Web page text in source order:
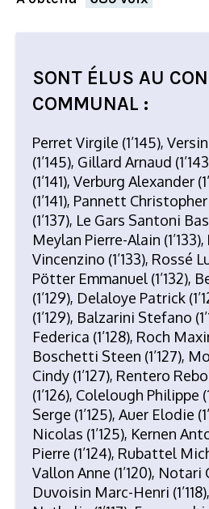
SONT ÉLUS AU
COMMUNAL :
Perret Virgile (1’145),
(1’145), Gillard Arnaud
(1’141), Verburg Alexander
(1’141), Pannett
(1’137), Le Gars Santoni
Meylan Pierre-Alain
Vincenzino (1’133), Rossé
Pötter Emmanuel (1’132),
(1’129), Delaloye Patrick
(1’129), Balzarini Stefano
Federica (1’128), Roch
Boschetti Steen (1’127),
Cindy (1’127), Rentero
(1’126), Colelough Philippe
Serge (1’125), Auer Elodie
Nicolas (1’125), Kernen
Pierre (1’124), Rubattel
Vallon Anne (1’120), Notari
Duvoisin Marc-Henri